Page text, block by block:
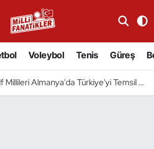
Voleybol Tenis Güreş
Almanya'da Türkiye'yi Temsil Edecek